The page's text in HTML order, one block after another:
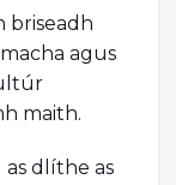
briseadh
agus
maith.
as dlíthe as